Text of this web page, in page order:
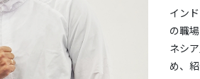
イン
の職
ネシ
め、